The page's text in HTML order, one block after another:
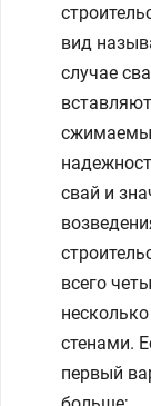
вид
случае
свай и
всего
стенами.
первый